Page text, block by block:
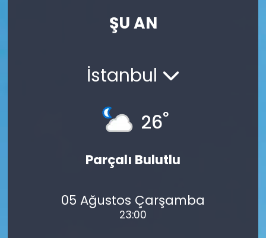
ŞU AN
İstanbul
26°
Parçalı Bulutlu
05 Ağustos Çarşamba
23:00
Magazin